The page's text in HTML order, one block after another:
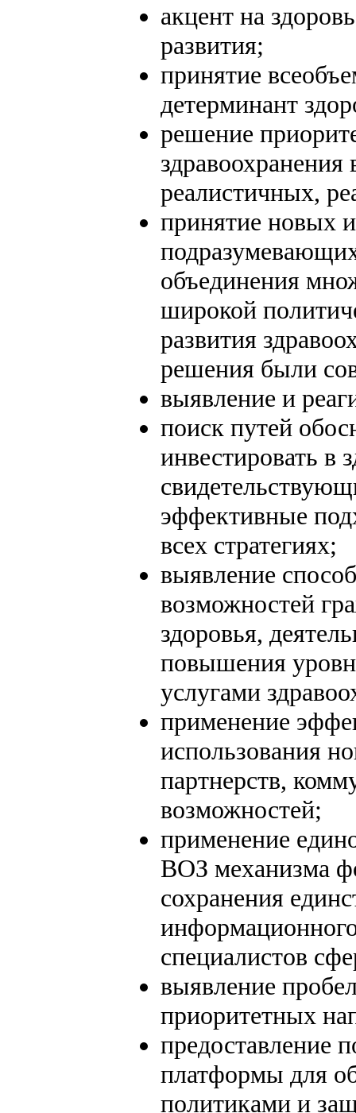
акцент на
развития;
принятие
детерминант
решение
здравоохранения
реалистичных,
принятие новых
объединения
широкой
развития
решения были
выявление и
поиск путей
инвестировать в
эффективные
всех стратегиях;
выявление
возможностей
здоровья,
повышения
услугами
применение
использования
партнерств,
возможностей;
применение
ВОЗ механизма
сохранения
специалистов
выявление
приоритетных
предоставление
платформы для
политиками и